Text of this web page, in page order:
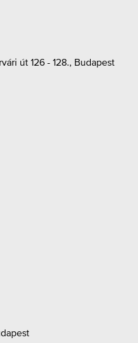
út 126 - 128., Budapest